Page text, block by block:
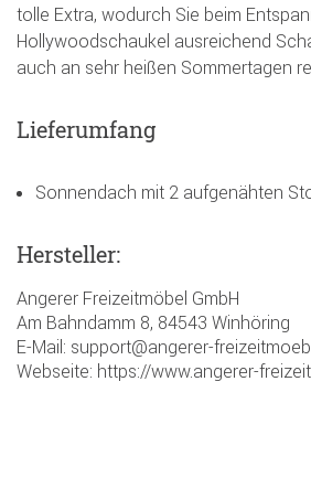
tolle Extra, wodurch Sie beim
Hollywoodschaukel ausreichend
auch an sehr heißen Sommertagen
Lieferumfang
Sonnendach mit 2 aufgenähten
Hersteller:
Angerer Freizeitmöbel GmbH
Am Bahndamm 8, 84543 Winhöring
E-Mail: support@angerer-
Webseite: https://www.angerer-